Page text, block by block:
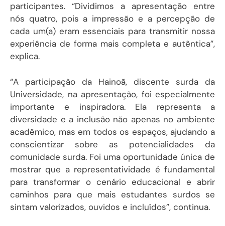
participantes. “Dividimos a apresentação entre
nós quatro, pois a impressão e a percepção de
cada um(a) eram essenciais para transmitir nossa
experiência de forma mais completa e autêntica”,
explica.
“A participação da Hainoã, discente surda da
Universidade, na apresentação, foi especialmente
importante e inspiradora. Ela representa a
diversidade e a inclusão não apenas no ambiente
acadêmico, mas em todos os espaços, ajudando a
conscientizar sobre as potencialidades da
comunidade surda. Foi uma oportunidade única de
mostrar que a representatividade é fundamental
para transformar o cenário educacional e abrir
caminhos para que mais estudantes surdos se
sintam valorizados, ouvidos e incluídos”, continua.